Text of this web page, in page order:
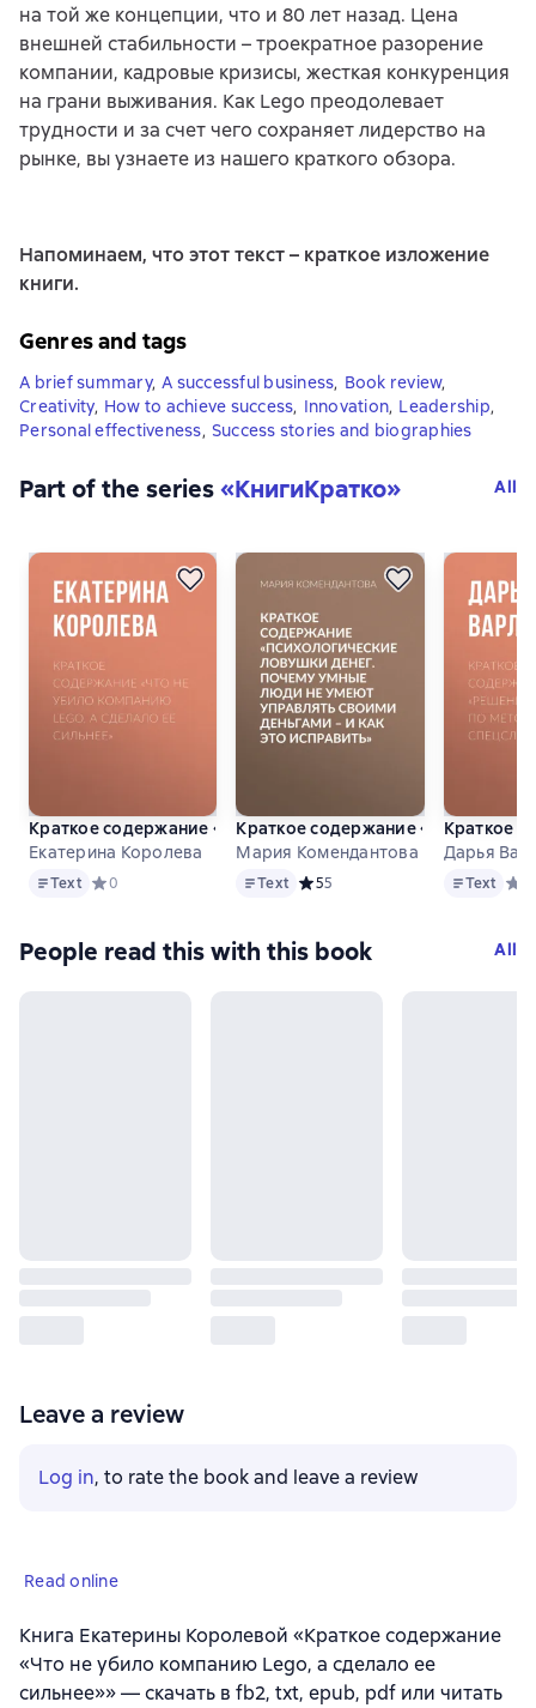
на той же концепции, что и 80 лет назад. Цена
внешней стабильности – троекратное разорение
компании, кадровые кризисы, жесткая конкуренция
на грани выживания. Как Lego преодолевает
трудности и за счет чего сохраняет лидерство на
рынке, вы узнаете из нашего краткого обзора.
Напоминаем, что этот текст – краткое изложение
книги.
Genres and tags
A brief summary, A successful business, Book review,
Creativity, How to achieve success, Innovation, Leadership,
Personal effectiveness, Success stories and biographies
Part of the series«КнигиКратко» All
Краткое содержание «Что не убило компанию Lego, а
Екатерина Королева
TextText Средний рейтинг 0 на основе 0 оценок
0
Краткое содержание
Мария Комендантова
TextText Средний рейтинг 5 на основе 5
55
Краткое
Дарья
TextText
People read this with this book All
Leave a review
Log in, to rate the book and leave a review
Read online
Книга Екатерины Королевой «Краткое содержание
«Что не убило компанию Lego, а сделало ее
сильнее»» — скачать в fb2, txt, epub, pdf или читать